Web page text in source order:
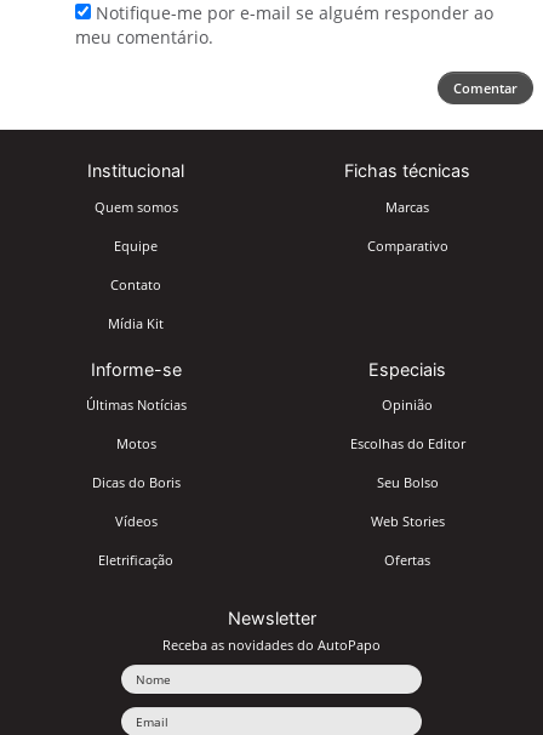
Notifique-me por e-mail se alguém responder ao
meu comentário.
Comentar
Institucional
Quem somos
Equipe
Contato
Mídia Kit
Fichas técnicas
Marcas
Comparativo
Informe-se
Últimas Notícias
Motos
Dicas do Boris
Vídeos
Eletrificação
Especiais
Opinião
Escolhas do Editor
Seu Bolso
Web Stories
Ofertas
Newsletter
Receba as novidades do AutoPapo